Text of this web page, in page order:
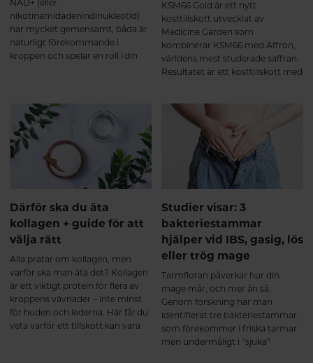
till att reglera hormonaktiveten
samt nervsystemets normala
funktion.
NAD+ (eller
nikotinamidadenindinukleotid)
har mycket gemensamt, båda är
naturligt förekommande i
kroppen och spelar en roll i din
veta mer om Q10 och NAD+ och
hur du kan bibehålla hälsosamma
nivåer för ett hälsosamt åldrande.
KSM66 Gold är ett nytt
kosttillskott utvecklat av
Medicine Garden som
kombinerar KSM66 med Affron,
världens mest studerade saffran.
Resultatet är ett kosttillskott med
sömnproblem och sexuell olust.
Därför ska du äta
kollagen + guide för att
välja rätt
Alla pratar om kollagen, men
varför ska man äta det? Kollagen
är ett viktigt protein för flera av
kroppens vävnader – inte minst
för huden och lederna. Här får du
veta varför ett tillskott kan vara
Studier visar: 3
bakteriestammar
hjälper vid IBS, gasig, lös
eller trög mage
Tarmfloran påverkar hur din
mage mår, och mer än så.
Genom forskning har man
identifierat tre bakteriestammar
som förekommer i friska tarmar
men undermåligt i ”sjuka”